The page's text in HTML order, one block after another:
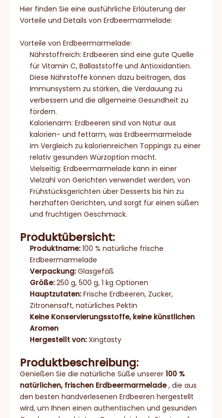
Hier finden Sie eine ausführliche Erläuterung der
Vorteile und Details von Erdbeermarmelade:
Vorteile von Erdbeermarmelade:
Nährstoffreich: Erdbeeren sind eine gute Quelle
für Vitamin C, Ballaststoffe und Antioxidantien.
Diese Nährstoffe können dazu beitragen, das
Immunsystem zu stärken, die Verdauung zu
verbessern und die allgemeine Gesundheit zu
fördern.
Kalorienarm: Erdbeeren sind von Natur aus
kalorien- und fettarm, was Erdbeermarmelade
im Vergleich zu kalorienreichen Toppings zu einer
relativ gesunden Würzoption macht.
Vielseitig: Erdbeermarmelade kann in einer
Vielzahl von Gerichten verwendet werden, von
Frühstücksgerichten über Desserts bis hin zu
herzhaften Gerichten, und sorgt für einen süßen
und fruchtigen Geschmack.
Produktübersicht:
Produktname:100 % natürliche frische
Erdbeermarmelade
Verpackung:Glasgefäß
Größe:250 g, 500 g, 1 kg Optionen
Hauptzutaten:Frische Erdbeeren, Zucker,
Zitronensaft, natürliches Pektin
Keine Konservierungsstoffe, keine künstlichen
Aromen
Hergestellt von:Xingtasty
Produktbeschreibung:
Genießen Sie die natürliche Süße unserer 100 %
natürlichen, frischen Erdbeermarmelade, die aus
den besten handverlesenen Erdbeeren hergestellt
wird, um Ihnen einen authentischen und gesunden